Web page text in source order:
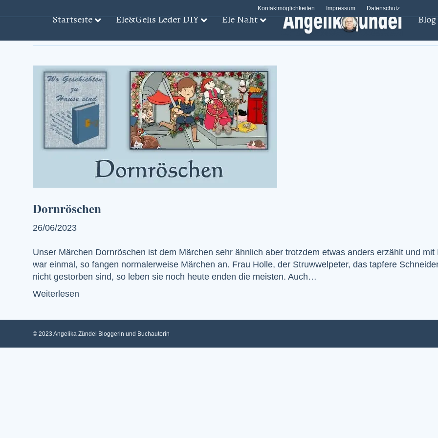
Kontaktmöglichkeiten Impressum Datenschutz
Startseite Ele&Gelis Leder DIY Ele Näht Blog
Dornröschen
26/06/2023
Unser Märchen Dornröschen ist dem Märchen sehr ähnlich aber trotzdem etwas anders erzählt und
war einmal, so fangen normalerweise Märchen an. Frau Holle, der Struwwelpeter, das tapfere
nicht gestorben sind, so leben sie noch heute enden die meisten. Auch…
Weiterlesen
© 2023 Angelika Zündel Bloggerin und Buchautorin